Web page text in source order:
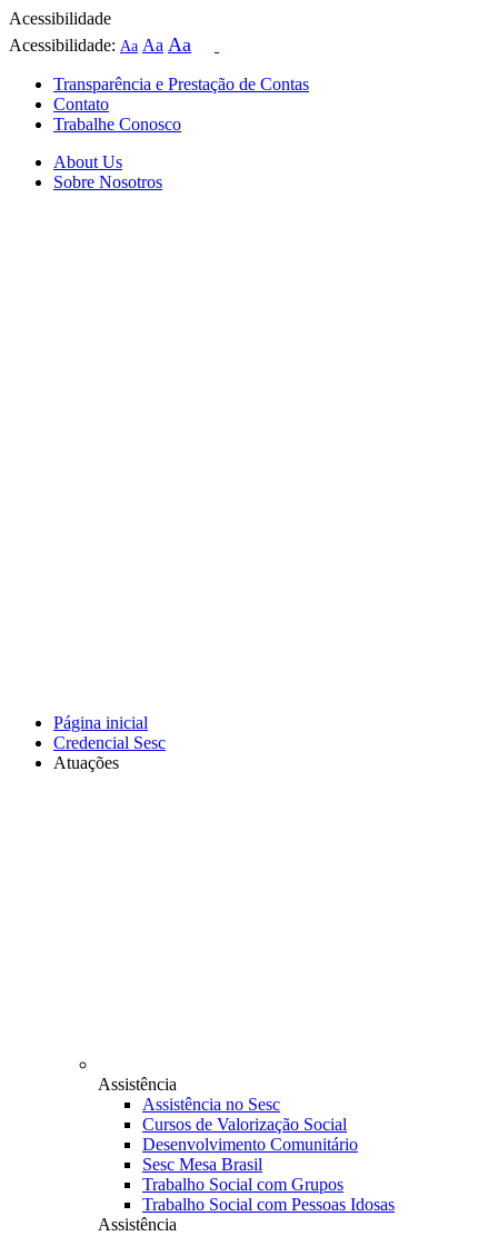
Acessibilidade
Acessibilidade: Aa Aa Aa
Transparência e Prestação de Contas
Contato
Trabalhe Conosco
About Us
Sobre Nosotros
Página inicial
Credencial Sesc
Atuações
Assistência
Assistência no Sesc
Cursos de Valorização Social
Desenvolvimento Comunitário
Sesc Mesa Brasil
Trabalho Social com Grupos
Trabalho Social com Pessoas Idosas
Assistência